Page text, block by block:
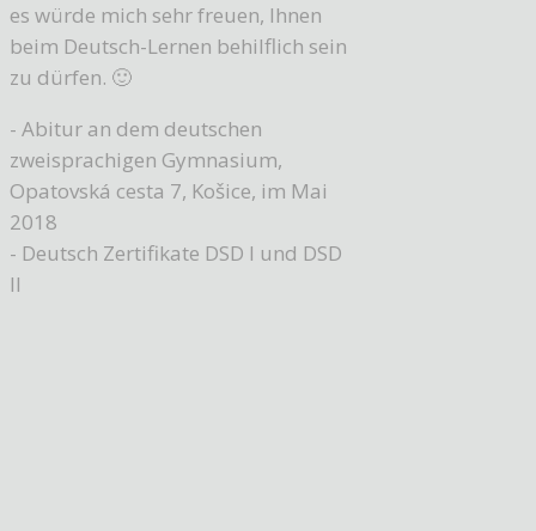
es würde mich sehr freuen, Ihnen
beim Deutsch-Lernen behilflich sein
zu dürfen. 🙂
- Abitur an dem deutschen
zweisprachigen Gymnasium,
Opatovská cesta 7, Košice, im Mai
2018
- Deutsch Zertifikate DSD I und DSD
II